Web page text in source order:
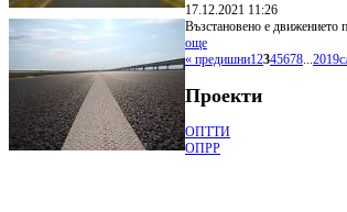
17.12.2021 11:26
Възстановено е
още
« предишни12345678...2019
Проекти
ОПТТИ
ОПРР